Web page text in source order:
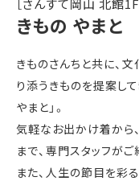
［さんすて岡山 北館1F
きもの やまと
きものさんちと共に、
り添うきものを提案し
やまと」。
気軽なお出かけ着から
まで、専門スタッフがご
また、人生の節目を彩